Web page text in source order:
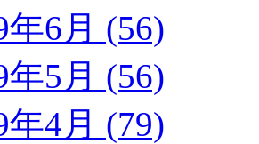
年6月 (56)
年5月 (56)
年4月 (79)